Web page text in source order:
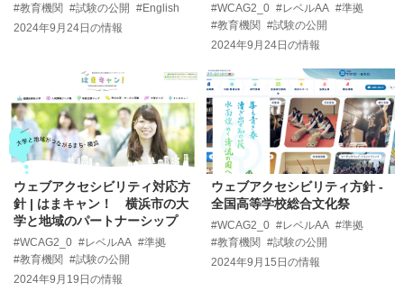
#教育機関 #試験の公開 #English
2024年9月24日の情報
#WCAG2_0 #レベルAA #準拠
#教育機関 #試験の公開
2024年9月24日の情報
ウェブアクセシビリティ対応方
針 | はまキャン！ 横浜市の大
学と地域のパートナーシップ
#WCAG2_0 #レベルAA #準拠
#教育機関 #試験の公開
2024年9月19日 の情報
ウェブアクセシビリティ方針 -
全国高等学校総合文化祭
#WCAG2_0 #レベルAA #準拠
#教育機関 #試験の公開
2024年9月15日 の情報